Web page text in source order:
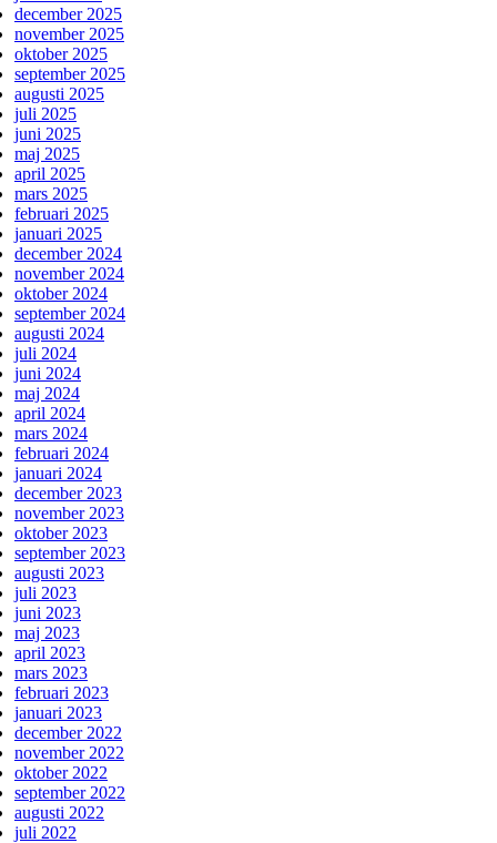
december 2025
november 2025
oktober 2025
september 2025
augusti 2025
juli 2025
juni 2025
maj 2025
april 2025
mars 2025
februari 2025
januari 2025
december 2024
november 2024
oktober 2024
september 2024
augusti 2024
juli 2024
juni 2024
maj 2024
april 2024
mars 2024
februari 2024
januari 2024
december 2023
november 2023
oktober 2023
september 2023
augusti 2023
juli 2023
juni 2023
maj 2023
april 2023
mars 2023
februari 2023
januari 2023
december 2022
november 2022
oktober 2022
september 2022
augusti 2022
juli 2022